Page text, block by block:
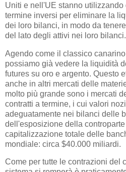
Uniti e nell'UE stanno
termine inversi per eliminare la
dei loro bilanci, in modo da
del lato degli attivi nei loro bilanci.
Agendo come il classico
possiamo già vedere la liquidità
futures su oro e argento. Questo
anche in altri mercati delle
molto più grande sono i mercati
contratti a termine, i cui valori
adeguatamente nei bilanci delle
dell'esposizione della
capitalizzazione totale delle
mondiale: circa $40.000 miliardi.
Come per tutte le contrazioni del